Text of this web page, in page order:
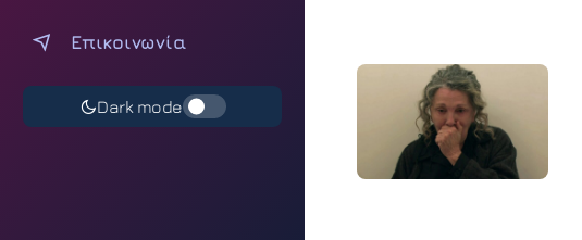
Επικοινωνία
Dark mode